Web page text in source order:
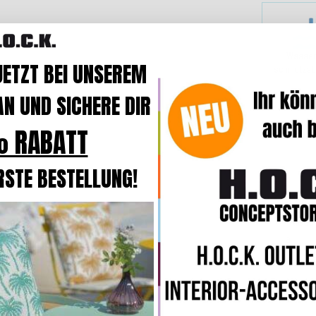
H.O.C.K.
BEI UNSEREM
UND SICHERE DIR
BESTELLUNG!